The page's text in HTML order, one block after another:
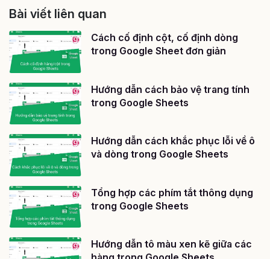
Bài viết liên quan
Cách cố định cột, cố định dòng
trong Google Sheet đơn giản
Hướng dẫn cách bảo vệ trang tính
trong Google Sheets
Hướng dẫn cách khắc phục lỗi về ô
và dòng trong Google Sheets
Tổng hợp các phím tắt thông dụng
trong Google Sheets
Hướng dẫn tô màu xen kẽ giữa các